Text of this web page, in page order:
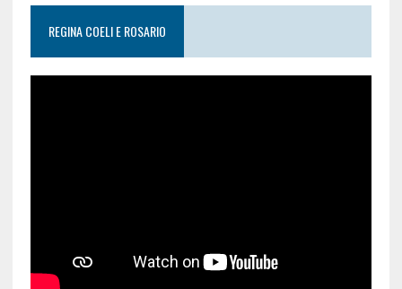
REGINA COELI E ROSARIO